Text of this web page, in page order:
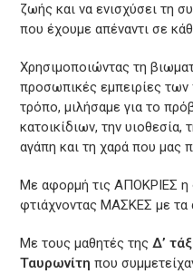
ζωής και να ενισχύσει τη
που έχουμε απέναντι σε
Χρησιμοποιώντας τη
προσωπικές εμπειρίες των
τρόπο, μιλήσαμε για το
κατοικίδιων, την
αγάπη και τη χαρά που μας
Με αφορμή τις ΑΠΟΚΡΙΕΣ
φτιάχνοντας ΜΑΣΚΕΣ με τα
Με τους μαθητές τηςΔ’
Ταυρωνίτη που